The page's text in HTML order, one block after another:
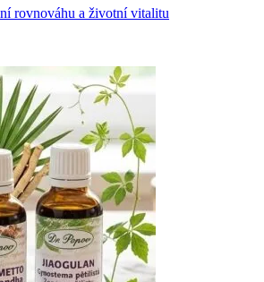
rovnováhu a životní vitalitu